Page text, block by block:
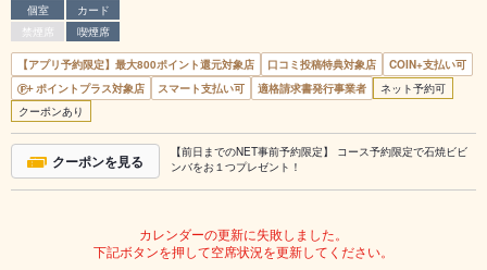
個室
カード
禁煙席
喫煙席
【アプリ予約限定】最大800ポイント還元対象店 口コミ投稿特典対象店
COIN+支払い可
ポイントプラス対象店
スマート支払い可 適格請求書発行事業者
ネット予約可
クーポンあり
クーポンを見る
【前日までのNET事前予約限定】 コース予約限定で石焼ビビ
ンバをお１つプレゼント！
カレンダーの更新に失敗しました。
下記ボタンを押して空席状況を更新してください。